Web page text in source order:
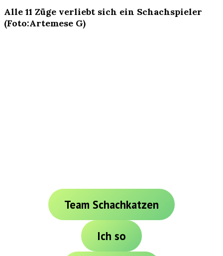
Alle 11 Züge verliebt sich ein Schachspieler
(Foto:Artemese G)
Team Schachkatzen
Ich so